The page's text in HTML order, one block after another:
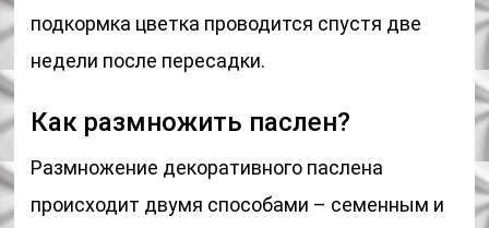
подкормка цветка проводится спустя две
недели после пересадки.
Как размножить паслен?
Размножение декоративного паслена
происходит двумя способами – семенным и